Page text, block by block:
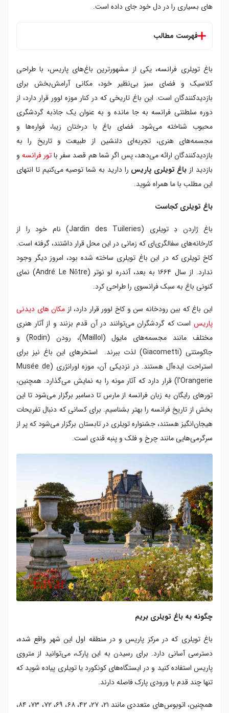
های بسیاری را در دل خود جای داده است.
فهرست مطالب
چگونه به باغ تویلری بریم
ساعت بازدید از باغ تویلری
قیمت بلیط ورودی باغ تویلری پاریس
تاریخچه باغ تویلری فرانسه
موزه های باغ تویلری پاریس
معماری باغ تویلری فرانسه
ورودی های اصلی باغ تویلری
سه بخش مختلف برای بازدید در باغ تویلری
جاهای دیدنی باغ تویلری پاریس
بهترین زمان بازدید از باغ تویلری
باغ تویلری فرانسه، یکی از مشهورترین باغ‌های پاریس، با طراحی
کلاسیک و فضای سبز بی‌نظیر خود، مکانی آرامش‌بخش برای
بازدیدکنندگان است. این باغ تاریخی که در کنار موزه لوور قرار دارد، از
دوره سلطنتی فرانسه به جا مانده و به عنوان یک جاذبه گردشگری
محبوب شناخته می‌شود. فضای باغ با درختان زیبا، فواره‌ها و
مجسمه‌های هنری، تجربه‌ای دلنشین از طبیعت و تاریخ را به
بازدیدکنندگان ارائه می‌دهد، پس اگر شما هم قصد سفر باتور فرانسهو
بازدید از باغ تویلری پاریس را دارید به شما توصیه می‌کنیم تا انتهای
این مطلب با ما همراه شوید.
باغ تویلری کجاست
باغ ژاردن دِ تویلری (Jardin des Tuileries) نام خود را از
کارخانه‌های سفالگری‌ای که زمانی در این محل قرار داشتند، گرفته است.
کاخ تویلری که در این باغ تویلری ساخته شده بود، امروز دیگر وجود
ندارد. از سال ۱۶۶۴ به بعد، آندره لو نوتر (André Le Nôtre) نمای
کنونی باغ به سبک فرانسوی را طراحی کرد.
این باغ که بین رودخانه سن و کاخ لوور قرار دارد، از مکان های دیدنی
پاریس است که گردشگران می‌توانند در آن قدم بزنند و از آثار هنری
مختلف مانند مجسمه‌های مایول (Maillol)، رودن (Rodin) و
جاکومتتی (Giacometti) لذت ببرند. استخرهای این باغ نیز برای
استراحت ایده‌آل هستند. در نزدیکی آن، موزه اورانژری (Musée de
l'Orangerie) قرار دارد که آثار مونه را به نمایش می‌گذارد. همچنین،
تورهای رایگان به زبان فرانسه از مارس تا دسامبر برگزار می‌شود تا این
بخش از تاریخ فرانسه را بهتر بشناسیم. برای کسانی که دنبال تفریحات
هیجان‌انگیز هستند، جشنواره تویلری در تابستان برگزار می‌شود که پر از
سرگرمی‌هایی مانند چرخ و فلک و پنبه قندی است.
چگونه به باغ تویلری بریم
باغ تویلری که در مرکز پاریس و در منطقه اول این شهر واقع شده،
دسترسی آسانی دارد. برای رسیدن به این پارک، می‌توانید از متروی
پاریس استفاده کنید و در ایستگاه‌های کونکورد یا تویلری پیاده شوید که
تنها چند قدم با ورودی پارک فاصله دارند.
همچنین، اتوبوس‌های متعددی مانند ۲۱، ۲۷، ۴۲، ۶۸، ۶۹، ۷۲، ۷۳، ۸۴،